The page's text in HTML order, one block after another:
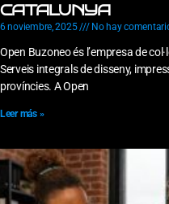
CATALUNYA
6 noviembre, 2025 No hay
Open Buzoneo és l’empresa de
Serveis integrals de disseny,
províncies. A Open
Leer más »